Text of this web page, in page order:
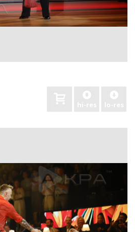
hi-res lo-res